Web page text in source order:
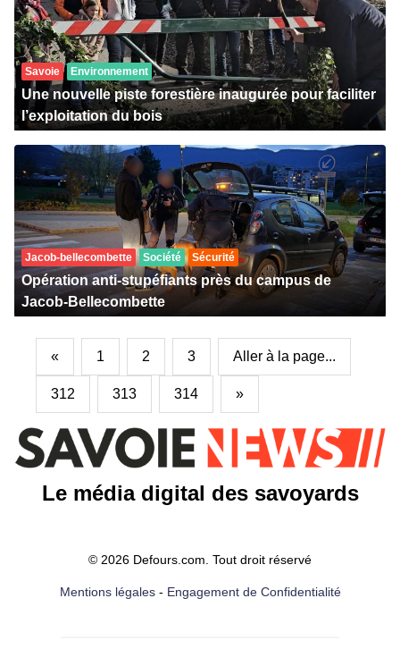
Savoie Environnement
Une nouvelle piste forestière inaugurée pour faciliter
l’exploitation du bois
Jacob-bellecombette Société Sécurité
Opération anti-stupéfiants près du campus de
Jacob-Bellecombette
« 1 2 3 Aller à la page...
312 313 314 »
Le média digital des savoyards
© 2026 Defours.com. Tout droit réservé
Mentions légales- Engagement de Confidentialité